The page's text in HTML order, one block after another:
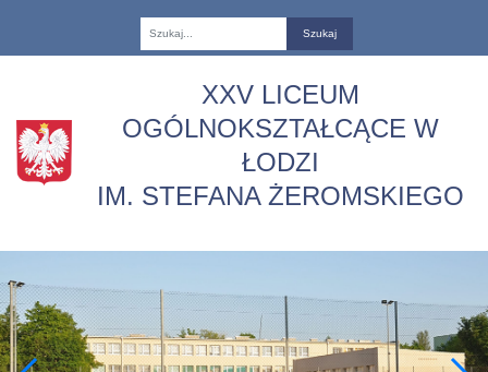
XXV LICEUM
OGÓLNOKSZTAŁCĄCE W
ŁODZI
IM. STEFANA ŻEROMSKIEGO